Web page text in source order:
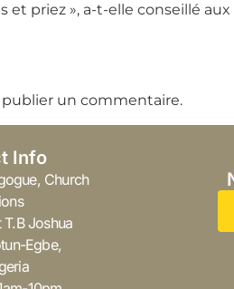
et priez », a-t-elle conseillé
un commentaire.
Info
Church
T.B Joshua
Egbe,